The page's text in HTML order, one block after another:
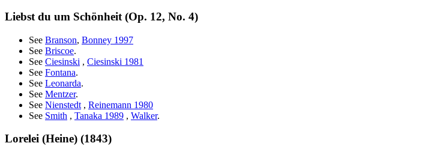
Liebst du um Schönheit (Op. 12, No. 4)
See Branson, Bonney 1997
See Briscoe.
See Ciesinski , Ciesinski 1981
See Fontana.
See Leonarda.
See Mentzer.
See Nienstedt , Reinemann 1980
See Smith , Tanaka 1989 , Walker.
Lorelei (Heine) (1843)